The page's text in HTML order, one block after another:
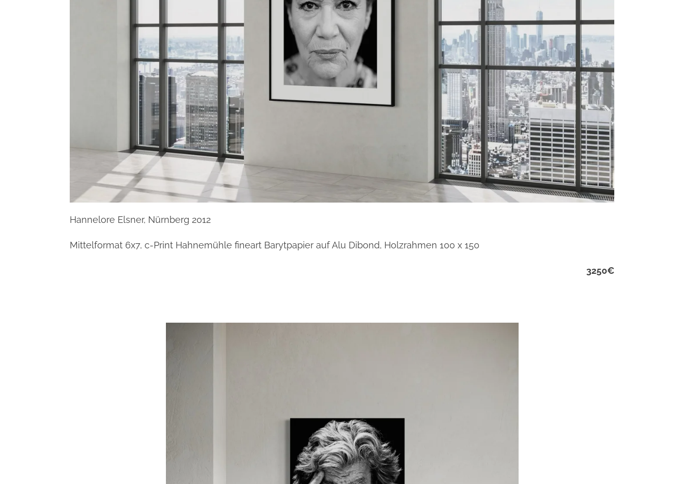
Hannelore Elsner, Nürnberg 2012
Mittelformat 6x7, c-Print Hahnemühle fineart Barytpapier auf Alu Dibond, Holzrahmen 100 x 150
3250€